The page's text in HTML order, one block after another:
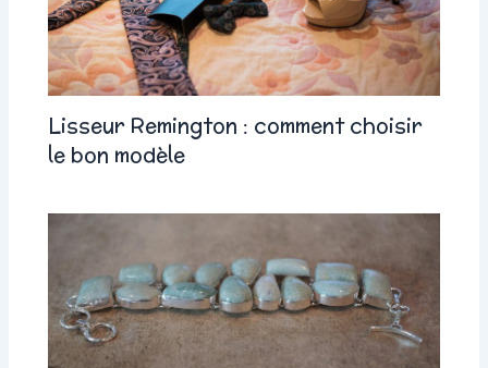
Lisseur Remington : comment choisir
le bon modèle